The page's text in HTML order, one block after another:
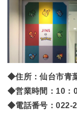
◆住所：仙台市青
◆営業時間：10：
◆電話番号：022-